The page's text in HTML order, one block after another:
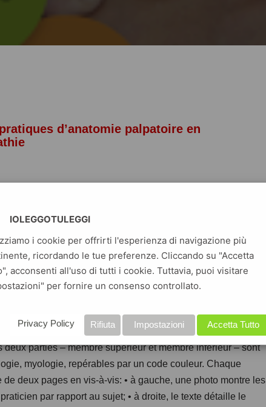
d’anatomie palpatoire en
GADET, Maurice
& Valentine Robin-
aux étudiants en ostéopathie, et plus largement à tous les
parties – membre supérieur et membre inférieur – sont
myologie, repérables par un code couleur. Chaque
deux pages en vis-à-vis: • à gauche, une photo montre les
par rapport au sujet; • à droite, le texte détaille le
IOLEGGOTULEGGI
i cookie per offrirti l'esperienza di navigazione più
ricordando le tue preferenze. Cliccando su "Accetta
acconsenti all'uso di tutti i cookie. Tuttavia, puoi visitare
per fornire un consenso controllato.
Accetta Tutto
Impostazioni
Rifiuta
Privacy Policy